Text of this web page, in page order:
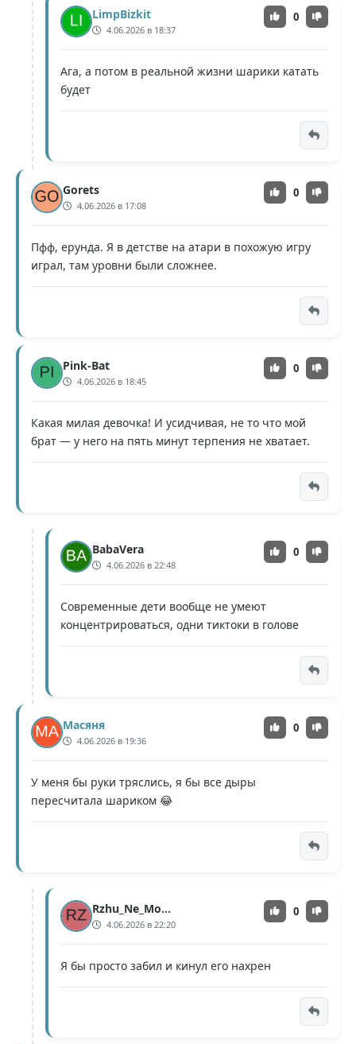
LimpBizkit
4.06.2026 в 18:37
0
Ага, а потом в реальной жизни шарики катать
будет
Gorets
4.06.2026 в 17:08
0
Пфф, ерунда. Я в детстве на атари в похожую игру
играл, там уровни были сложнее.
Pink-Bat
4.06.2026 в 18:45
0
Какая милая девочка! И усидчивая, не то что мой
брат — у него на пять минут терпения не хватает.
BabaVera
4.06.2026 в 22:48
0
Современные дети вообще не умеют
концентрироваться, одни тиктоки в голове
Масяня
4.06.2026 в 19:36
0
У меня бы руки тряслись, я бы все дыры
пересчитала шариком 😂
Rzhu_Ne_Mogu
4.06.2026 в 22:20
0
Я бы просто забил и кинул его нахрен